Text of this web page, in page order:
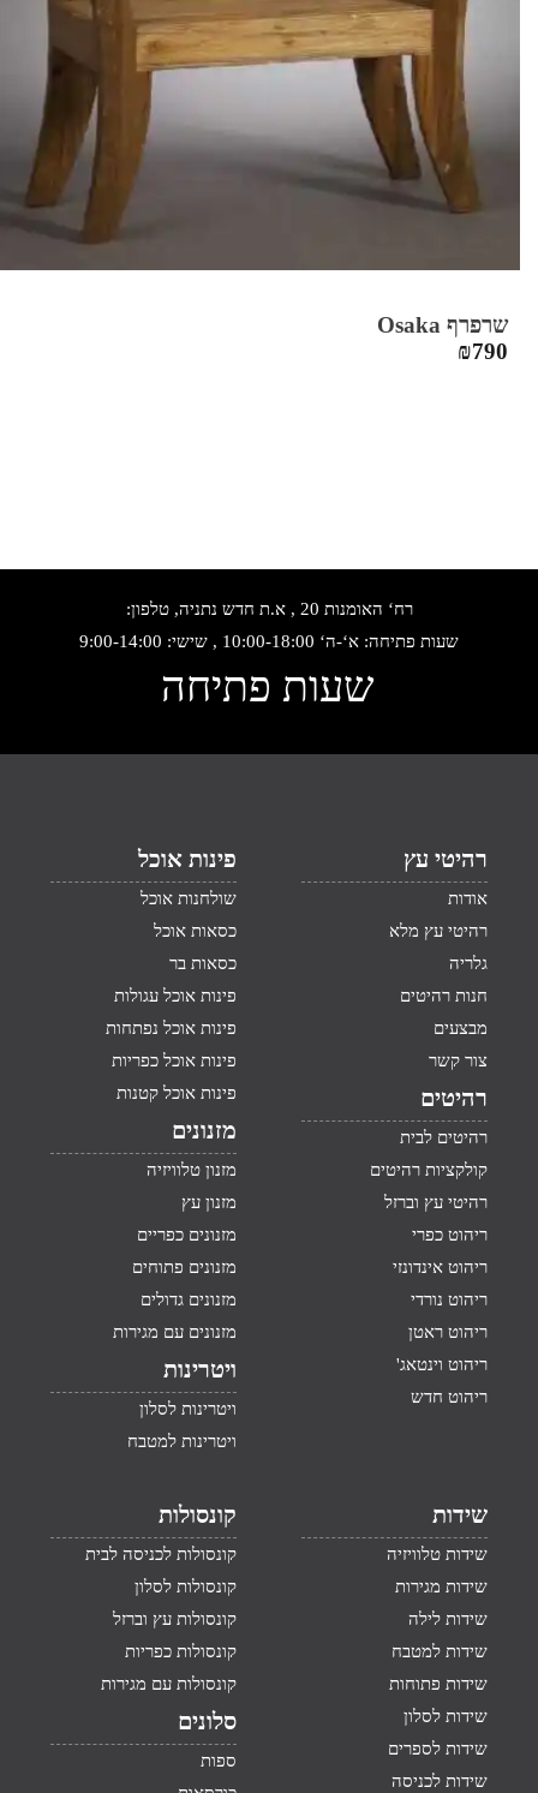
שרפרף Osaka
₪790
רח‘ האומנות 20 , א.ת חדש נתניה, טלפון:
שעות פתיחה: א‘-ה‘ 10:00-18:00 , שישי: 9:00-14:00
שעות פתיחה
רהיטי עץ
אודות
רהיטי עץ מלא
גלריה
חנות רהיטים
מבצעים
צור קשר
רהיטים
רהיטים לבית
קולקציות רהיטים
רהיטי עץ וברזל
ריהוט כפרי
ריהוט אינדונזי
ריהוט נורדי
ריהוט ראטן
ריהוט וינטאג'
ריהוט חדש
פינות אוכל
שולחנות אוכל
כסאות אוכל
כסאות בר
פינות אוכל עגולות
פינות אוכל נפתחות
פינות אוכל כפריות
פינות אוכל קטנות
מזנונים
מזנון טלוויזיה
מזנון עץ
מזנונים כפריים
מזנונים פתוחים
מזנונים גדולים
מזנונים עם מגירות
ויטרינות
ויטרינות לסלון
ויטרינות למטבח
שידות
שידות טלוויזיה
שידות מגירות
שידות לילה
שידות למטבח
שידות פתוחות
שידות לסלון
שידות לספרים
שידות לכניסה
קונסולות
קונסולות לכניסה לבית
קונסולות לסלון
קונסולות עץ וברזל
קונסולות כפריות
קונסולות עם מגירות
סלונים
ספות